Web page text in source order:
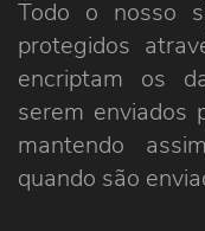
Todo o nosso
protegidos
encriptam os
serem enviados
mantendo
quando são